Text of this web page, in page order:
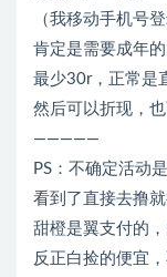
（我移动手机号
肯定是需要成年
最少30r，正常是
然后可以折现，
—————
PS：不确定活动
看到了直接去撸
甜橙是翼支付的
反正白捡的便宜